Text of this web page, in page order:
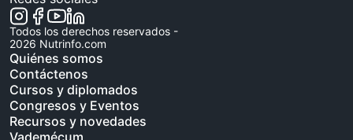
Todos los derechos reservados -
2026 Nutrinfo.com
Quiénes somos
Contáctenos
Cursos y diplomados
Congresos y Eventos
Recursos y novedades
Vademécum